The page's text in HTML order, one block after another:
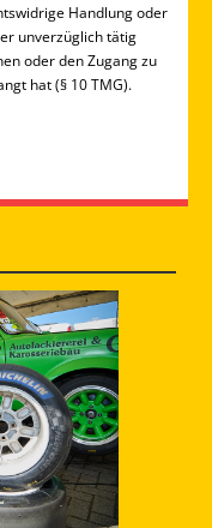
Handlung oder
unverzüglich tätig
oder den Zugang zu
hat (§ 10 TMG).